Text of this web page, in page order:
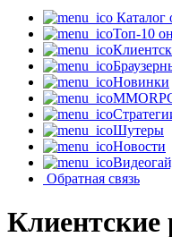
Каталог
Топ-10
Новинки
Шутеры
Новости
Обратная связь
Клиентские